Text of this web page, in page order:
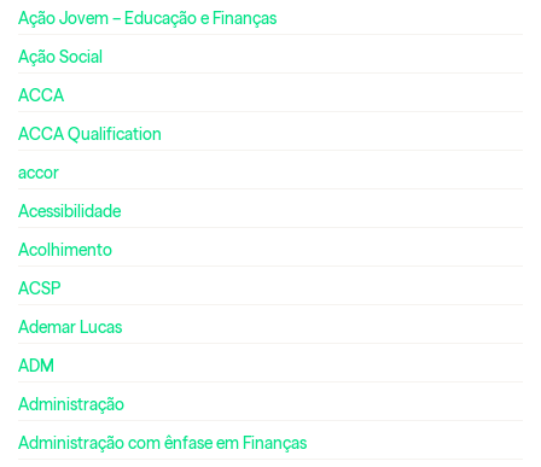
Ação Jovem – Educação e Finanças
Ação Social
ACCA
ACCA Qualification
accor
Acessibilidade
Acolhimento
ACSP
Ademar Lucas
ADM
Administração
Administração com ênfase em Finanças